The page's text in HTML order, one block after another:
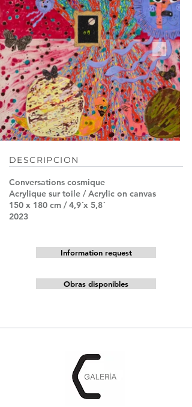
DESCRIPCION
Conversations cosmique
Acrylique sur toile / Acrylic on canvas
150 x 180 cm / 4,9´x 5,8´
2023
Information request
Obras disponibles